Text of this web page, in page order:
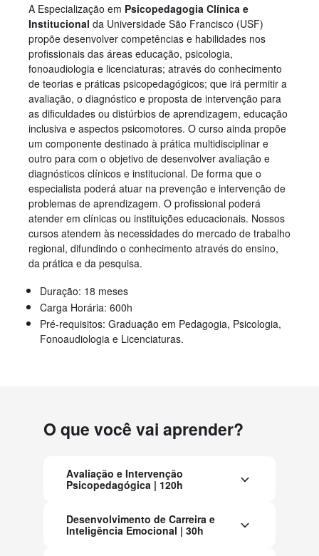
A Especialização em Psicopedagogia Clínica e
Institucional da Universidade São Francisco (USF)
propõe desenvolver competências e habilidades nos
profissionais das áreas educação, psicologia,
fonoaudiologia e licenciaturas; através do conhecimento
de teorias e práticas psicopedagógicos; que irá permitir a
avaliação, o diagnóstico e proposta de intervenção para
as dificuldades ou distúrbios de aprendizagem, educação
inclusiva e aspectos psicomotores. O curso ainda propõe
um componente destinado à prática multidisciplinar e
outro para com o objetivo de desenvolver avaliação e
diagnósticos clínicos e institucional. De forma que o
especialista poderá atuar na prevenção e intervenção de
problemas de aprendizagem. O profissional poderá
atender em clínicas ou instituições educacionais. Nossos
cursos atendem às necessidades do mercado de trabalho
regional, difundindo o conhecimento através do ensino,
da prática e da pesquisa.
Duração: 18 meses
Carga Horária: 600h
Pré-requisitos: Graduação em Pedagogia, Psicologia,
Fonoaudiologia e Licenciaturas.
O que você vai aprender?
Avaliação e Intervenção
Psicopedagógica | 120h
Desenvolvimento de Carreira e
Inteligência Emocional | 30h